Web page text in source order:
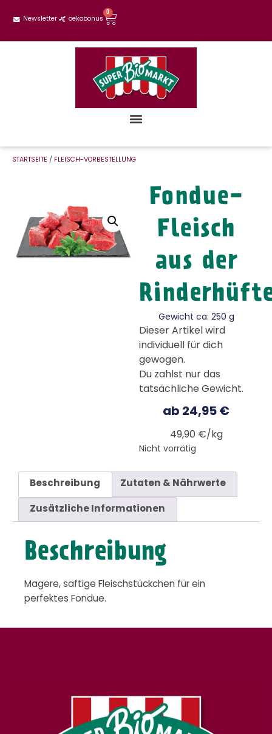
Newsletter oekobonus
0
STARTSEITE / FLEISCH-VORBESTELLUNG
Fondue-
Fleisch
aus der
Gewicht ca: 250 g
Dieser Artikel wird
individuell für dich
gewogen.
Du zahlst nur das
tatsächliche Gewicht.
ab 24,95 €
49,90 €/kg
Nicht vorrätig
Beschreibung Zutaten & Nährwerte
Zusätzliche Informationen
Beschreibung
Magere, saftige Fleischstückchen für ein
perfektes Fondue.